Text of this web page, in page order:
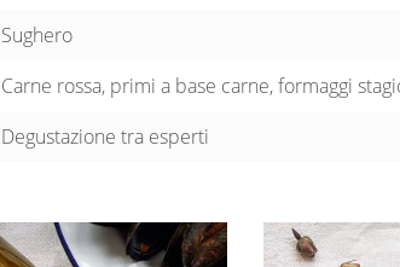
Sughero
Carne rossa, primi a base carne, formaggi
Degustazione tra esperti